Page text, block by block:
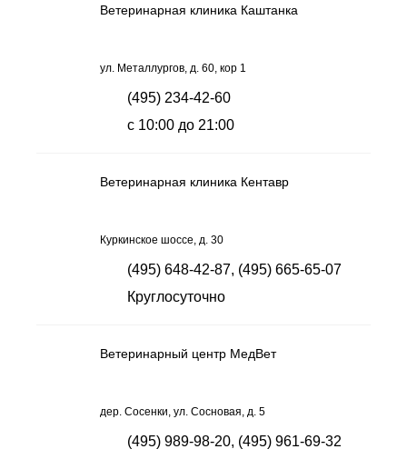
Ветеринарная клиника Каштанка
ул. Металлургов, д. 60, кор 1
(495) 234-42-60
с 10:00 до 21:00
Ветеринарная клиника Кентавр
Куркинское шоссе, д. 30
(495) 648-42-87, (495) 665-65-07
Круглосуточно
Ветеринарный центр МедВет
дер. Сосенки, ул. Сосновая, д. 5
(495) 989-98-20, (495) 961-69-32